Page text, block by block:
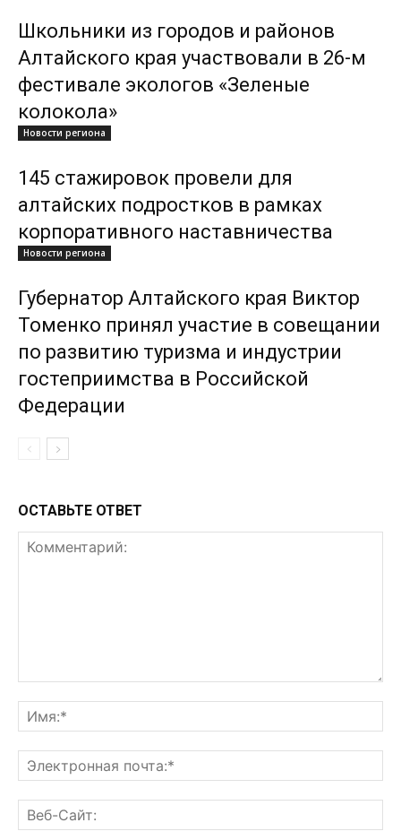
Школьники из городов и районов
Алтайского края участвовали в 26-м
фестивале экологов «Зеленые
колокола»
Новости региона
145 стажировок провели для
алтайских подростков в рамках
корпоративного наставничества
Новости региона
Губернатор Алтайского края Виктор
Томенко принял участие в совещании
по развитию туризма и индустрии
гостеприимства в Российской
Федерации
ОСТАВЬТЕ ОТВЕТ